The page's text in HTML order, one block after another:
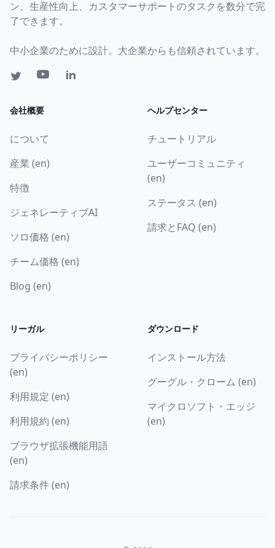
ン、生産性向上、カスタマーサポートのタスクを数分で完
了できます。
中小企業のために設計。大企業からも信頼されています。
会社概要
について
産業 (en)
特徴
ジェネレーティブAI
ソロ価格 (en)
チーム価格 (en)
Blog (en)
ヘルプセンター
チュートリアル
ユーザーコミュニティ
(en)
ステータス (en)
請求とFAQ (en)
リーガル
プライバシーポリシー
(en)
利用規定 (en)
利用規約 (en)
ブラウザ拡張機能用語
(en)
請求条件 (en)
ダウンロード
インストール方法
グーグル・クローム (en)
マイクロソフト・エッジ
(en)